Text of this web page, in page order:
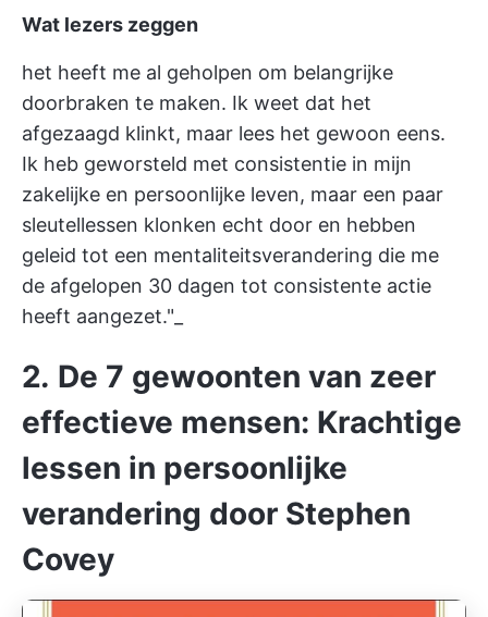
Wat lezers zeggen
het heeft me al geholpen om belangrijke
doorbraken te maken. Ik weet dat het
afgezaagd klinkt, maar lees het gewoon eens.
Ik heb geworsteld met consistentie in mijn
zakelijke en persoonlijke leven, maar een paar
sleutellessen klonken echt door en hebben
geleid tot een mentaliteitsverandering die me
de afgelopen 30 dagen tot consistente actie
heeft aangezet."_
2. De 7 gewoonten van zeer
effectieve mensen: Krachtige
lessen in persoonlijke
verandering door Stephen
Covey